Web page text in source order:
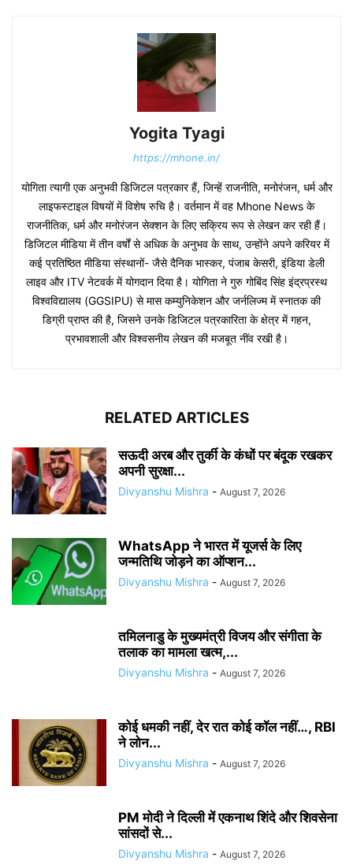
Yogita Tyagi
https://mhone.in/
योगिता त्यागी एक अनुभवी डिजिटल पत्रकार हैं, जिन्हें राजनीति, मनोरंजन, धर्म और
लाइफस्टाइल विषयों में विशेष रुचि है। वर्तमान में वह Mhone News के
राजनीतिक, धर्म और मनोरंजन सेक्शन के लिए सक्रिय रूप से लेखन कर रही हैं।
डिजिटल मीडिया में तीन वर्षों से अधिक के अनुभव के साथ, उन्होंने अपने करियर में
कई प्रतिष्ठित मीडिया संस्थानों- जैसे दैनिक भास्कर, पंजाब केसरी, इंडिया डेली
लाइव और ITV नेटवर्क में योगदान दिया है। योगिता ने गुरु गोबिंद सिंह इंद्रप्रस्थ
विश्वविद्यालय (GGSIPU) से मास कम्युनिकेशन और जर्नलिज्म में स्नातक की
डिग्री प्राप्त की है, जिसने उनके डिजिटल पत्रकारिता के क्षेत्र में गहन,
प्रभावशाली और विश्वसनीय लेखन की मजबूत नींव रखी है।
RELATED ARTICLES
सऊदी अरब और तुर्की के कंधों पर बंदूक रखकर
अपनी सुरक्षा...
Divyanshu Mishra - August 7, 2026
WhatsApp ने भारत में यूजर्स के लिए
जन्मतिथि जोड़ने का ऑप्शन...
Divyanshu Mishra - August 7, 2026
तमिलनाडु के मुख्यमंत्री विजय और संगीता के
तलाक का मामला खत्म,...
Divyanshu Mishra - August 7, 2026
कोई धमकी नहीं, देर रात कोई कॉल नहीं…, RBI
ने लोन...
Divyanshu Mishra - August 7, 2026
PM मोदी ने दिल्ली में एकनाथ शिंदे और शिवसेना
सांसदों से...
Divyanshu Mishra - August 7, 2026